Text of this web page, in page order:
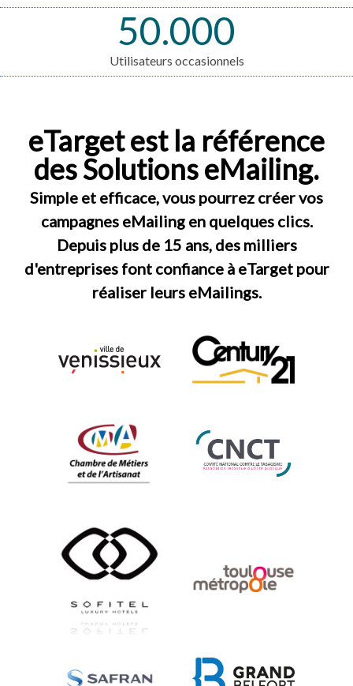
50.000
Utilisateurs occasionnels
eTarget est la référence
desSolutions eMailing.
Simple et efficace, vous pourrez créer vos
campagnes eMailingen quelques clics.
Depuis plus de 15 ans, des milliers
d'entreprises font confiance à eTarget pour
réaliser leurs eMailings.